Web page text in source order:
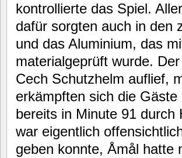
kontrollierte das Spiel.
dafür sorgten auch in den
und das Aluminium, das
materialgeprüft wurde.
Cech Schutzhelm auflief,
erkämpften sich die
bereits in Minute 91 durch
war eigentlich
geben konnte, Åmål hatte